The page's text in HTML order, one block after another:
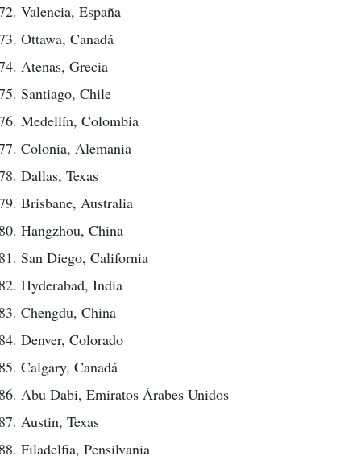
Valencia, España
Ottawa, Canadá
Atenas, Grecia
Santiago, Chile
Medellín, Colombia
Colonia, Alemania
Dallas, Texas
Brisbane, Australia
Hangzhou, China
San Diego, California
Hyderabad, India
Chengdu, China
Denver, Colorado
Calgary, Canadá
Abu Dabi, Emiratos Árabes Unidos
Austin, Texas
Filadelfia, Pensilvania